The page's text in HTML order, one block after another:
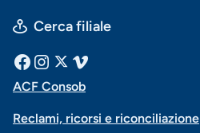
Cerca filiale
Menu
social
Facebook
InstagramVimeo
Menu
ACF Consob
Reclami, ricorsi e riconciliazione